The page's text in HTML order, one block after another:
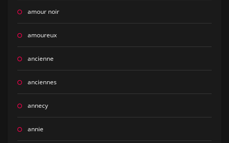
amour noir
amoureux
ancienne
anciennes
annecy
annie